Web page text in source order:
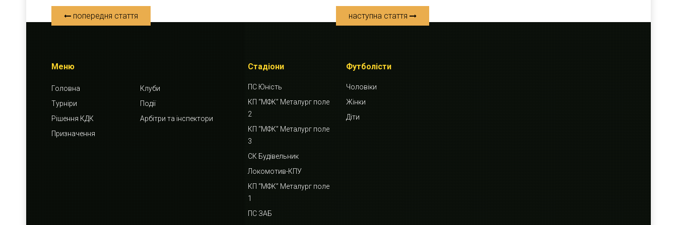
попередня стаття наступна стаття
Меню
Головна
Клуби
Турніри
Події
Рішення КДК
Арбітри та інспектори
Призначення
Стадіони
ПС Юність
КП “МФК” Металург поле
2
КП “МФК” Металург поле
3
СК Будівельник
Локомотив-КПУ
КП “МФК” Металург поле
1
ПС ЗАБ
Футболісти
Чоловіки
Жінки
Діти